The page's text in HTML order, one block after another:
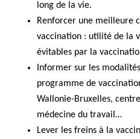
long de la vie.
Renforcer une meilleure
vaccination : utilité de la
évitables par la
Informer sur les
programme de
Wallonie-Bruxelles,
médecine du travail…
Lever les freins à la